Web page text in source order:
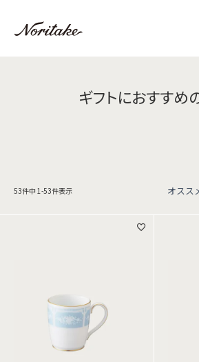
ギフトにおすすめ
53件中 1 -53件表示